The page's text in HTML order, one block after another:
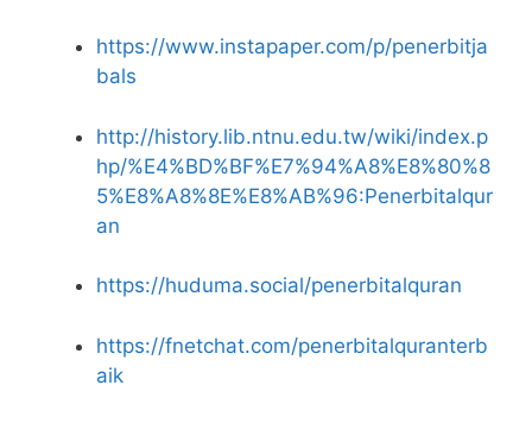
https://www.instapaper.com/p/penerbitja
bals
http://history.lib.ntnu.edu.tw/wiki/index.p
hp/%E4%BD%BF%E7%94%A8%E8%80%8
5%E8%A8%8E%E8%AB%96:Penerbitalqur
an
https://huduma.social/penerbitalquran
https://fnetchat.com/penerbitalquranterb
aik